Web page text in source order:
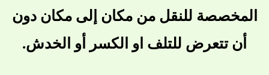
المخصصة للنقل من مكان إلى مكان دون
أن تتعرض للتلف او الكسر أو الخدش.